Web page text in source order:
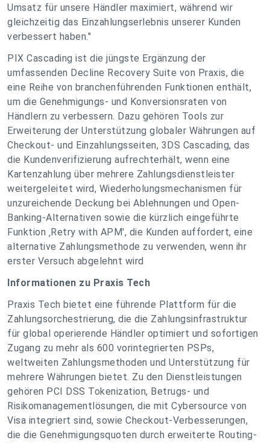
Umsatz für unsere Händler maximiert, während wir
gleichzeitig das Einzahlungserlebnis unserer Kunden
verbessert haben."
PIX Cascading ist die jüngste Ergänzung der
umfassenden Decline Recovery Suite von Praxis, die
eine Reihe von branchenführenden Funktionen enthält,
um die Genehmigungs- und Konversionsraten von
Händlern zu verbessern. Dazu gehören Tools zur
Erweiterung der Unterstützung globaler Währungen auf
Checkout- und Einzahlungsseiten, 3DS Cascading, das
die Kundenverifizierung aufrechterhält, wenn eine
Kartenzahlung über mehrere Zahlungsdienstleister
weitergeleitet wird, Wiederholungsmechanismen für
unzureichende Deckung bei Ablehnungen und Open-
Banking-Alternativen sowie die kürzlich eingeführte
Funktion ‚Retry with APM', die Kunden auffordert, eine
alternative Zahlungsmethode zu verwenden, wenn ihr
erster Versuch abgelehnt wird
Informationen zu Praxis Tech
Praxis Tech bietet eine führende Plattform für die
Zahlungsorchestrierung, die die Zahlungsinfrastruktur
für global operierende Händler optimiert und sofortigen
Zugang zu mehr als 600 vorintegrierten PSPs,
weltweiten Zahlungsmethoden und Unterstützung für
mehrere Währungen bietet. Zu den Dienstleistungen
gehören PCI DSS Tokenization, Betrugs- und
Risikomanagementlösungen, die mit Cybersource von
Visa integriert sind, sowie Checkout-Verbesserungen,
die die Genehmigungsquoten durch erweiterte Routing-